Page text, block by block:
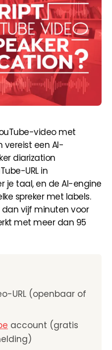
video met
vereist een AI-
diarization
URL in
je taal, en de AI-engine
spreker met labels.
vijf minuten voor
met meer dan 95
URL (openbaar of
account (gratis